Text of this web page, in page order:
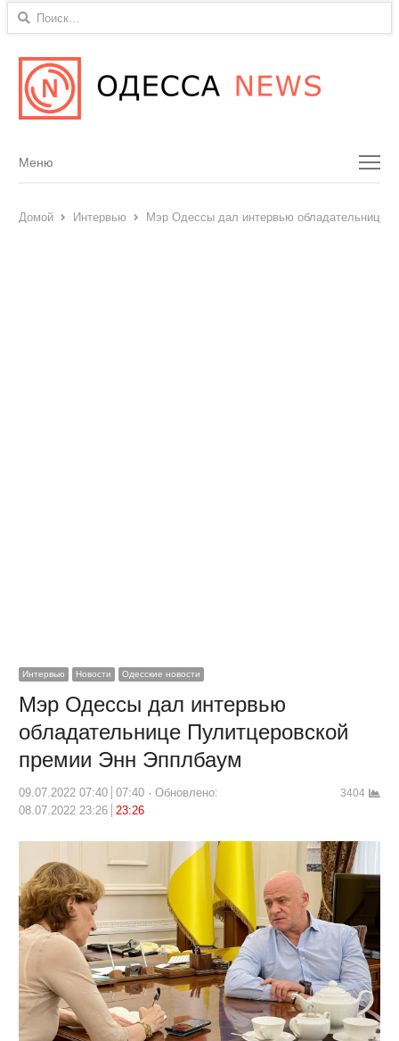
Найти:
Menu
Меню
Домой Интервью Мэр Одессы дал интервью обладательнице
Интервью Новости Одесские новости
Мэр Одессы дал интервью
обладательнице Пулитцеровской
премии Энн Эпплбаум
09.07.2022 07:40 07:40
Обновлено:
08.07.2022 23:26
23:26
3404